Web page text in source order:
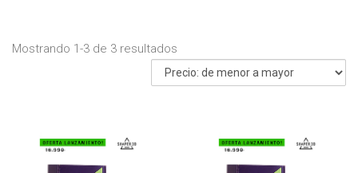
Mostrando 1-3 de 3 resultados